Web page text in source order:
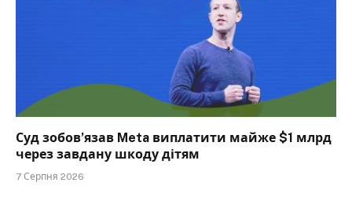
Суд зобов’язав Meta виплатити майже $1 млрд
через завдану шкоду дітям
7 Серпня 2026